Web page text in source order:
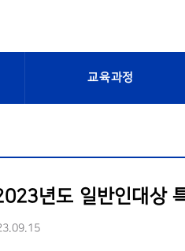
교육과정
년도 일반인대상